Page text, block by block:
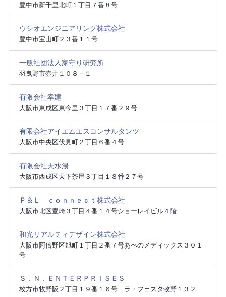
豊中市新千里北町１丁目７番８号
ウシオエンジニアリング株式会社
豊中市宝山町２３番１１号
一般社団法人家守り研究所
羽曳野市壺井１０８－１
有限会社幸建
大阪市東成区東今里３丁目１７番２９号
有限会社アイエムエスコンサルタンツ
大阪市中央区伏見町２丁目６番４号
有限会社天水湯
大阪市西成区天下茶屋３丁目１８番２７号
Ｐ＆Ｌ ｃｏｎｎｅｃｔ株式会社
大阪市北区豊崎３丁目４番１４号ショーレイビル４階
和光リアルティデザイン株式会社
大阪市阿倍野区旭町１丁目２番７号あべのメディックス３０１
号
Ｓ．Ｎ．ＥＮＴＥＲＰＲＩＳＥＳ
枚方市牧野阪２丁目１９番１６号 ラ・フェスタ牧野１３２